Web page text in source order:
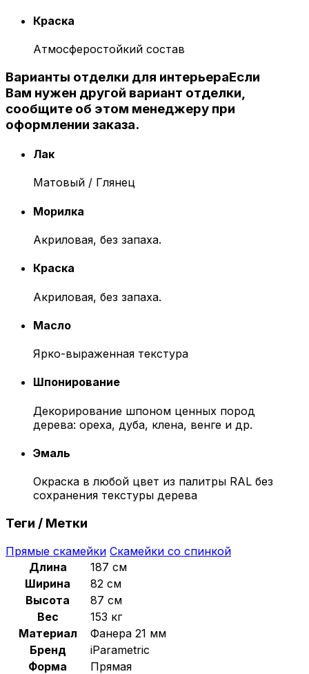
Краска
Атмосферостойкий состав
Варианты отделки для интерьераЕсли
Вам нужен другой вариант отделки,
сообщите об этом менеджеру при
оформлении заказа.
Лак
Матовый / Глянец
Морилка
Акриловая, без запаха.
Краска
Акриловая, без запаха.
Масло
Ярко-выраженная текстура
Шпонирование
Декорирование шпоном ценных пород
дерева: ореха, дуба, клена, венге и др.
Эмаль
Окраска в любой цвет из палитры RAL без
сохранения текстуры дерева
Теги / Метки
Прямые скамейки Скамейки со спинкой
Длина
187 см
Ширина
82 см
Высота
87 см
Вес
153 кг
Материал
Фанера 21 мм
Бренд
iParametric
Форма
Прямая